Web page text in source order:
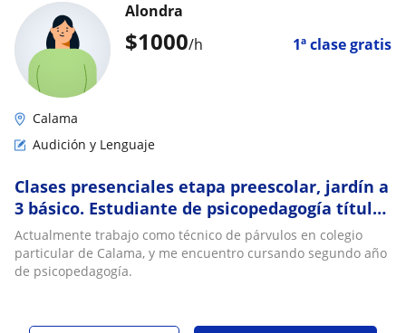
$1000/h 1ª clase gratis
Alondra
Calama
Audición y Lenguaje
Clases presenciales etapa preescolar, jardín a
3 básico. Estudiante de psicopedagogía título
técnico- educación parvularia
Actualmente trabajo como técnico de párvulos en colegio
particular de Calama, y me encuentro cursando segundo año
de psicopedagogía.